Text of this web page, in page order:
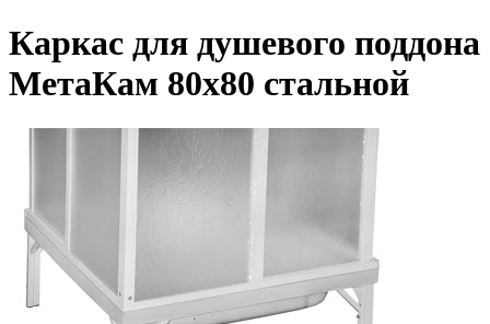
Каркас для душевого поддона
МетаКам 80х80 стальной